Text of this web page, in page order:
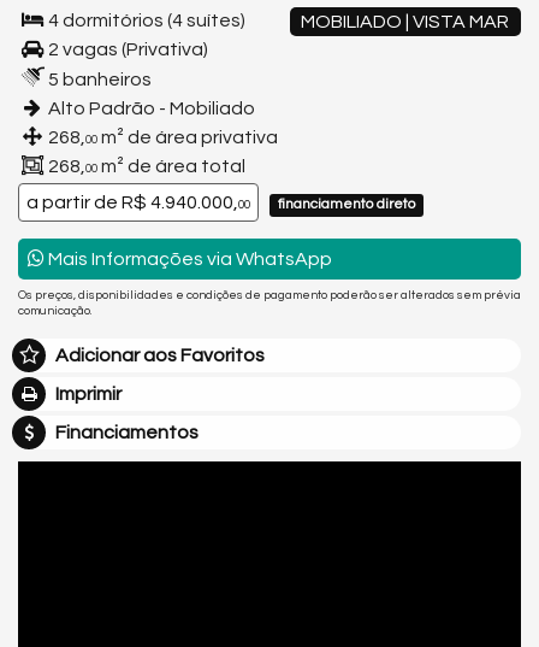
MOBILIADO | VISTA MAR
4 dormitórios (4 suítes)
2 vagas (Privativa)
5 banheiros
Alto Padrão - Mobiliado
268, 00 m² de área privativa
268, 00 m² de área total
a partir de R$ 4.940.000, 00 financiamento direto
Mais Informações via WhatsApp
Os preços, disponibilidades e condições de pagamento poderão ser alterados sem prévia
comunicação.
Adicionar aos Favoritos
Imprimir
Financiamentos